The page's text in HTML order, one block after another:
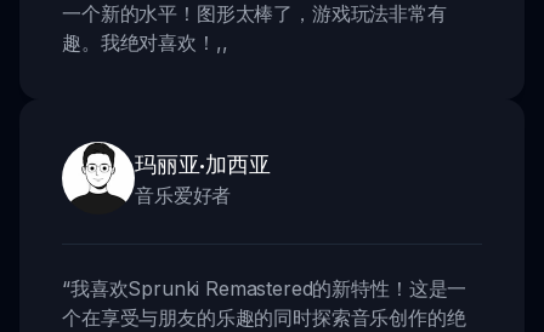
一个新的水平！图形太棒了，游戏玩法非常有
趣。我绝对喜欢！ ,,
玛丽亚·加西亚
音乐爱好者
“我喜欢Sprunki Remastered的新特性！这是一
个在享受与朋友的乐趣的同时探索音乐创作的绝